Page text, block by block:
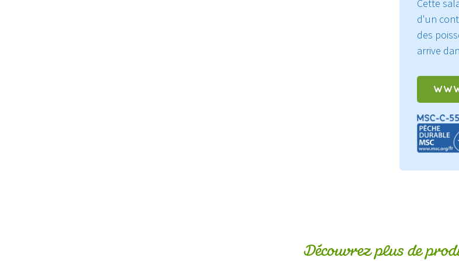
Protéines
Cette
d'un
des
arrive
Découvrez plus de